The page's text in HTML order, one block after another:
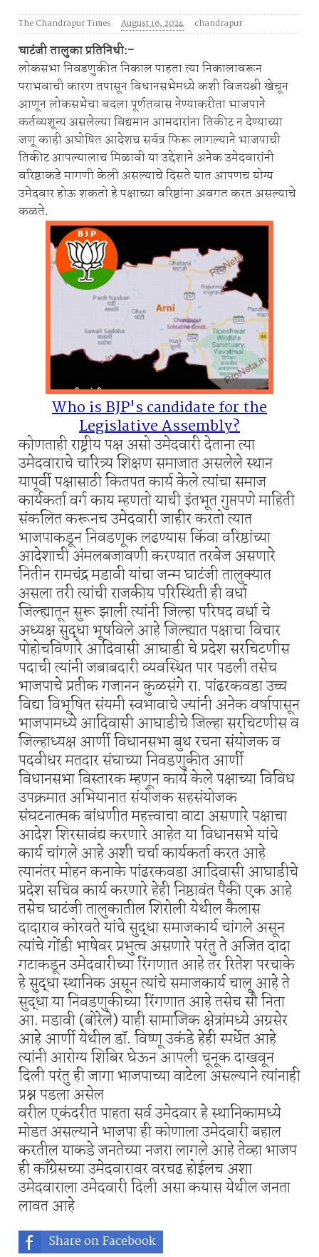
The Chandrapur Times August 16, 2024 chandrapur
घाटंजी तालुका प्रतिनिधी:-
लोकसभा निवडणुकीत निकाल पाहता त्या निकालावरून
पराभवाची कारण तपासून विधानसभेमध्ये कशी विजयश्री खेचून
आणून लोकसभेचा बदला पूर्णतवास नेण्याकरीता भाजपाने
कर्तव्यशून्य असलेल्या विद्यमान आमदारांना तिकीट न देण्याच्या
जणू काही अघोषित आदेशच सर्वत्र फिरू लागल्याने भाजपाची
तिकीट आपल्यालाच मिळावी या उद्देशाने अनेक उमेदवारांनी
वरिष्ठाकडे मागणी केली असल्याचे दिसते यात आपणच योग्य
उमेदवार होऊ शकतो हे पक्षाच्या वरिष्ठांना अवगत करत असल्याचे
कळते.
Who is BJP's candidate for the
Legislative Assembly?
कोणताही राष्ट्रीय पक्ष असो उमेदवारी देताना त्या
उमेदवाराचे चारित्र्य शिक्षण समाजात असलेले स्थान
यापूर्वी पक्षासाठी कितपत कार्य केले त्यांचा समाज
कार्यकर्ता वर्ग काय म्हणतो याची इंतभूत गुप्तपणे माहिती
संकलित करूनच उमेदवारी जाहीर करतो त्यात
भाजपाकडून निवडणूक लढण्यास किंवा वरिष्ठांच्या
आदेशाची अंमलबजावणी करण्यात तरबेज असणारे
नितीन रामचंद्र मडावी यांचा जन्म घाटंजी तालुक्यात
असला तरी त्यांची राजकीय परिस्थिती ही वर्धा
जिल्ह्यातून सुरू झाली त्यांनी जिल्हा परिषद वर्धा चे
अध्यक्ष सुद्धा भूषविले आहे जिल्ह्यात पक्षाचा विचार
पोहोचविणारे आदिवासी आघाडी चे प्रदेश सरचिटणीस
पदाची त्यांनी जबाबदारी व्यवस्थित पार पडली तसेच
भाजपाचे प्रतीक गजानन कुळसंगे रा. पांढरकवडा उच्च
विद्या विभूषित संयमी स्वभावाचे ज्यांनी अनेक वर्षापासून
भाजपामध्ये आदिवासी आघाडीचे जिल्हा सरचिटणीस व
जिल्हाध्यक्ष आर्णी विधानसभा बुथ रचना संयोजक व
पदवीधर मतदार संघाच्या निवडणुकीत आर्णी
विधानसभा विस्तारक म्हणून कार्य केले पक्षाच्या विविध
उपक्रमात अभियानात संयोजक सहसंयोजक
संघटनात्मक बांधणीत महत्त्वाचा वाटा असणारे पक्षाचा
आदेश शिरसावंद्य करणारे आहेत या विधानसभे यांचे
कार्य चांगले आहे अशी चर्चा कार्यकर्ता करत आहे
त्यानंतर मोहन कनाके पांढरकवडा आदिवासी आघाडीचे
प्रदेश सचिव कार्य करणारे हेही निष्ठावंत पैकी एक आहे
तसेच घाटंजी तालुकातील शिरोली येथील कैलास
दादाराव कोरवते यांचे सुद्धा समाजकार्य चांगले असून
त्यांचे गोंडी भाषेवर प्रभुत्व असणारे परंतु ते अजित दादा
गटाकडून उमेदवारीच्या रिंगणात आहे तर रितेश परचाके
हे सुद्धा स्थानिक असून त्यांचे समाजकार्य चालू आहे ते
सुद्धा या निवडणुकीच्या रिंगणात आहे तसेच सौ निता
आ. मडावी (बोरेले) याही सामाजिक क्षेत्रांमध्ये अग्रसेर
आहे आर्णी येथील डॉ. विष्णू उकंडे हेही स्पर्धेत आहे
त्यांनी आरोग्य शिबिर घेऊन आपली चूनूक दाखवून
दिली परंतु ही जागा भाजपाच्या वाटेला असल्याने त्यांनाही
प्रश्न पडला असेल
वरील एकंदरीत पाहता सर्व उमेदवार हे स्थानिकामध्ये
मोडत असल्याने भाजपा ही कोणाला उमेदवारी बहाल
करतील याकडे जनतेच्या नजरा लागले आहे तेव्हा भाजप
ही काँग्रेसच्या उमेदवारावर वरचढ होईलच अशा
उमेदवाराला उमेदवारी दिली असा कयास येथील जनता
लावत आहे
Share on Facebook